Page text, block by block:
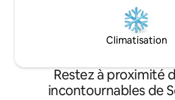
Climatisation
Restez à proximité
incontournables de